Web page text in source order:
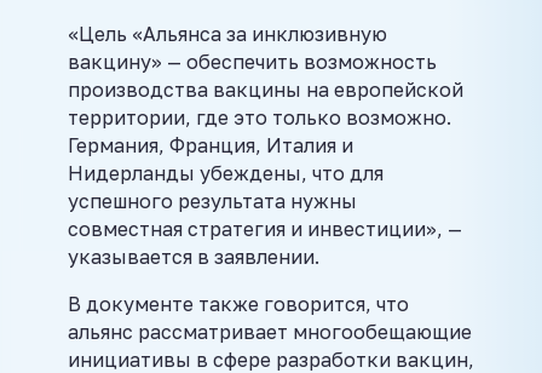
«Цель «Альянса за инклюзивную
вакцину» — обеспечить возможность
производства вакцины на европейской
территории, где это только возможно.
Германия, Франция, Италия и
Нидерланды убеждены, что для
успешного результата нужны
совместная стратегия и инвестиции», —
указывается в заявлении.
В документе также говорится, что
альянс рассматривает многообещающие
инициативы в сфере разработки вакцин,